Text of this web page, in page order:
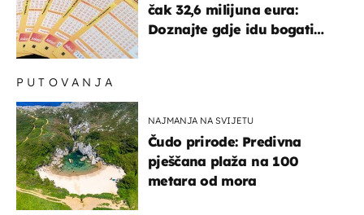
čak 32,6 milijuna eura:
Doznajte gdje idu bogati
PUTOVANJA
NAJMANJA NA SVIJETU
Čudo prirode: Predivna
pješčana plaža na 100
metara od mora